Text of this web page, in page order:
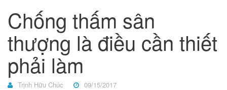
Chống thấm sân
thượng là điều cần thiết
phải làm
Trịnh Hữu Chúc 09/15/2017